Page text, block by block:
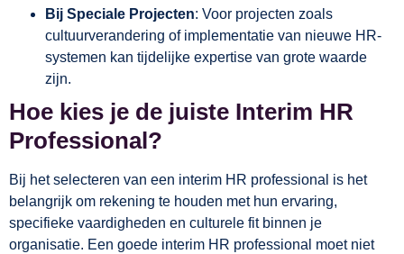
Bij Speciale Projecten: Voor projecten zoals
cultuurverandering of implementatie van nieuwe HR-
systemen kan tijdelijke expertise van grote waarde
zijn.
Hoe kies je de juiste Interim HR
Professional?
Bij het selecteren van een interim HR professional is het
belangrijk om rekening te houden met hun ervaring,
specifieke vaardigheden en culturele fit binnen je
organisatie. Een goede interim HR professional moet niet